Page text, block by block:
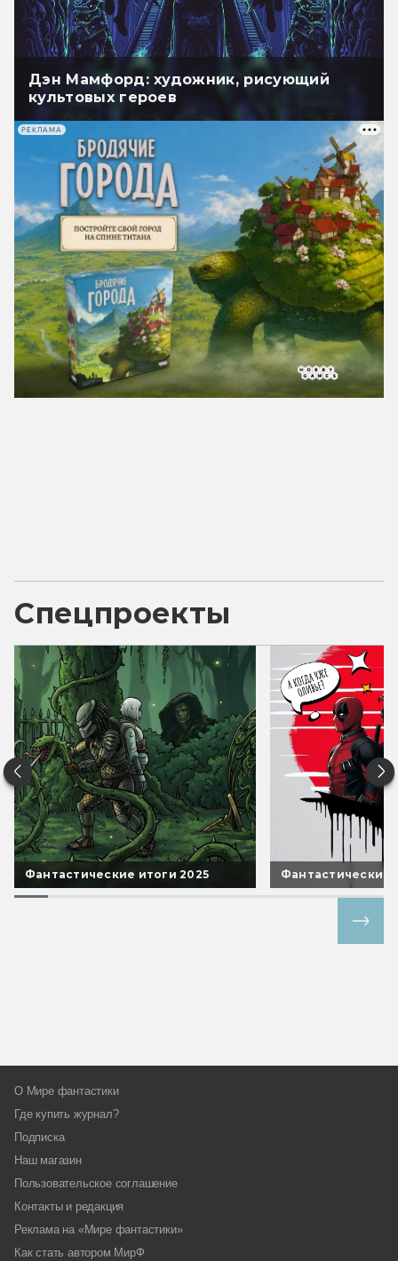
Дэн Мамфорд: художник, рисующий
культовых героев
РЕКЛАМА
Спецпроекты
Фантастические итоги 2025 Фантастические
О Мире фантастики
Где купить журнал?
Подписка
Наш магазин
Пользовательское соглашение
Контакты и редакция
Реклама на «Мире фантастики»
Как стать автором МирФ